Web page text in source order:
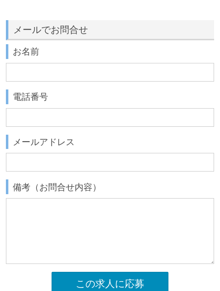
メールでお問合せ
お名前
電話番号
メールアドレス
備考（お問合せ内容）
この求人に応募